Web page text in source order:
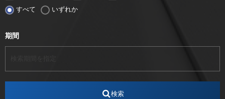
LUGZ ENTERTAINMENT
アート アイスダンス選手 アステラス製薬
エスタカヤ電子工業
すべて いずれか
期間
検索